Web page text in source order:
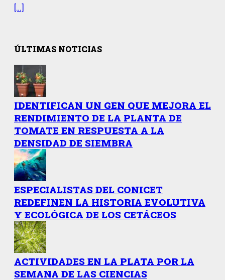
[…]
ÚLTIMAS NOTICIAS
IDENTIFICAN UN GEN QUE MEJORA EL
RENDIMIENTO DE LA PLANTA DE
TOMATE EN RESPUESTA A LA
DENSIDAD DE SIEMBRA
ESPECIALISTAS DEL CONICET
REDEFINEN LA HISTORIA EVOLUTIVA
Y ECOLÓGICA DE LOS CETÁCEOS
ACTIVIDADES EN LA PLATA POR LA
SEMANA DE LAS CIENCIAS